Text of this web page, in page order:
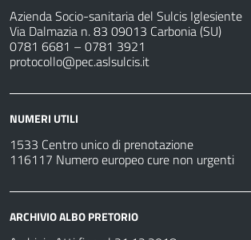
Azienda Socio-sanitaria del Sulcis Iglesiente
Via Dalmazia n. 83 09013 Carbonia (SU)
0781 6681 – 0781 3921
protocollo@pec.aslsulcis.it
NUMERI UTILI
1533 Centro unico di prenotazione
116117 Numero europeo cure non urgenti
ARCHIVIO ALBO PRETORIO